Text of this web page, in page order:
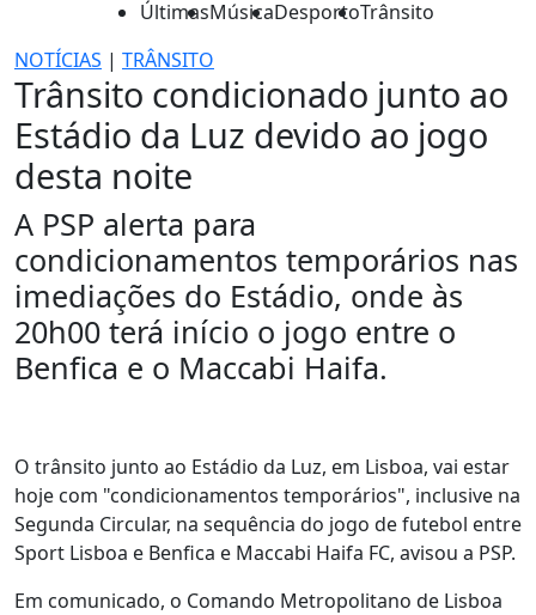
ÚltimasMúsicaDesportoTrânsito
NOTÍCIAS | TRÂNSITO
Trânsito condicionado junto ao
Estádio da Luz devido ao jogo
desta noite
A PSP alerta para
condicionamentos temporários nas
imediações do Estádio, onde às
20h00 terá início o jogo entre o
Benfica e o Maccabi Haifa.
O trânsito junto ao Estádio da Luz, em Lisboa, vai estar
hoje com "condicionamentos temporários", inclusive na
Segunda Circular, na sequência do jogo de futebol entre
Sport Lisboa e Benfica e Maccabi Haifa FC, avisou a PSP.
Em comunicado, o Comando Metropolitano de Lisboa